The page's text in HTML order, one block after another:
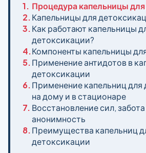
1. Процедура капельницы
2.Капельницы для
3.Как работают капельницы
детоксикации?
4.Компоненты капельницы
5.Применение антидотов в
детоксикации
6.Применение капельниц для
на дому и в стационаре
7. Восстановление сил,
анонимность
8.Преимущества капельниц
детоксикации